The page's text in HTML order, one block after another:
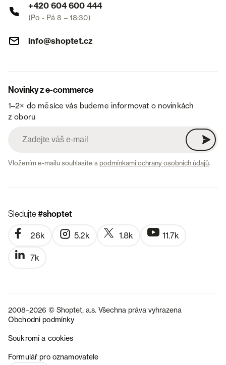
+420 604 600 444
(Po - Pá 8 – 18:30)
info@shoptet.cz
Novinky z e-commerce
1–2× do měsíce vás budeme informovat o novinkách
z oboru
Vložením e-mailu souhlasíte spodmínkami ochrany osobních údajů.
Sledujte#shoptet
26k 5.2k 1.8k 11.7k
7k
2008–2026 © Shoptet, a.s. Všechna práva vyhrazena
Obchodní podmínky
Soukromí a cookies
Formulář pro oznamovatele